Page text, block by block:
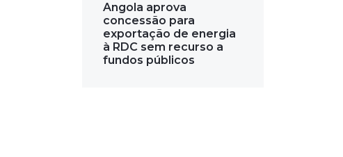
Angola aprova
concessão para
exportação de energia
à RDC sem recurso a
fundos públicos